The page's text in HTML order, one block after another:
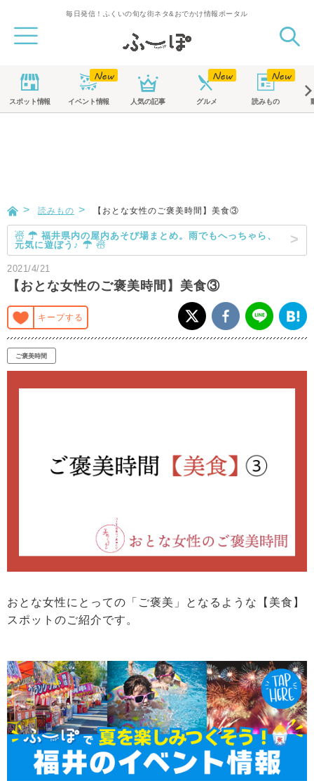
毎日発信！ふくいの旬な街ネタ&おでかけ情報ポータル
スポット情報 イベント情報 人気の記事 グルメ 読みもの
読みもの 【おとな女性のご褒美時間】美食③
☃ ☂ 福井県内の屋内あそび場まとめ。雨でもへっちゃら、
元気に遊ぼう♪ ☂ ☃
2021/4/21
【おとな女性のご褒美時間】美食③
キープする
ご褒美時間
おとな女性にとっての「ご褒美」となるような【美食】
スポットのご紹介です。